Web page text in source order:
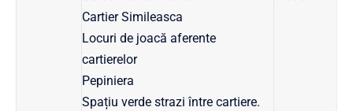
Cartier Simileasca
Locuri de joacă aferente
cartierelor
Pepiniera
Spațiu verde strazi între cartiere.